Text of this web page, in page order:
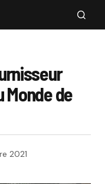
Monde de
2021